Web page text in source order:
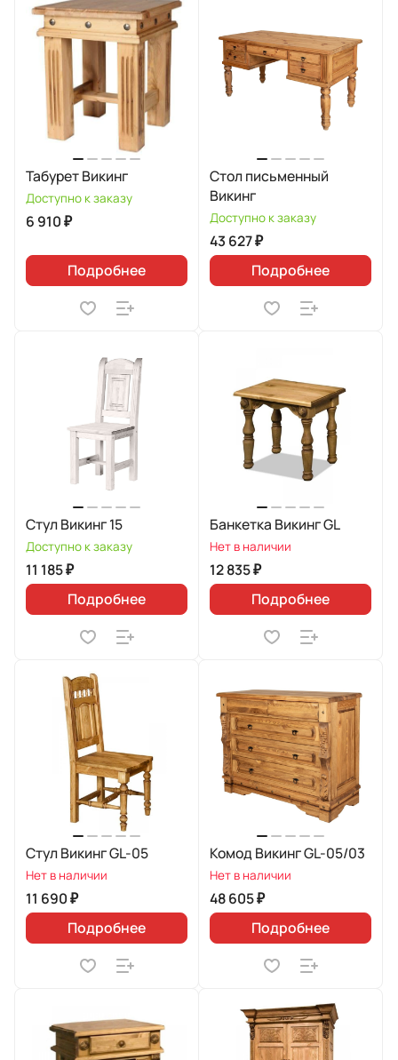
Табурет Викинг
Доступно к заказу
6 910 ₽
Подробнее
Стол письменный
Викинг
Доступно к заказу
43 627 ₽
Подробнее
Стул Викинг 15
Доступно к заказу
11 185 ₽
Подробнее
Банкетка Викинг GL
Нет в наличии
12 835 ₽
Подробнее
Стул Викинг GL-05
Нет в наличии
11 690 ₽
Подробнее
Комод Викинг GL-05/03
Нет в наличии
48 605 ₽
Подробнее